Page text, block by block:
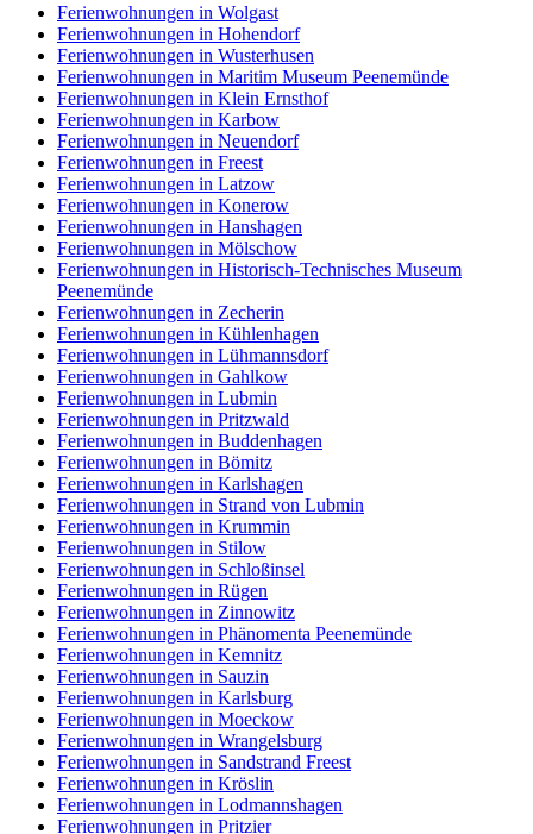
Ferienwohnungen in Wolgast
Ferienwohnungen in Hohendorf
Ferienwohnungen in Wusterhusen
Ferienwohnungen in Maritim Museum Peenemünde
Ferienwohnungen in Klein Ernsthof
Ferienwohnungen in Karbow
Ferienwohnungen in Neuendorf
Ferienwohnungen in Freest
Ferienwohnungen in Latzow
Ferienwohnungen in Konerow
Ferienwohnungen in Hanshagen
Ferienwohnungen in Mölschow
Ferienwohnungen in Historisch-Technisches Museum
Peenemünde
Ferienwohnungen in Zecherin
Ferienwohnungen in Kühlenhagen
Ferienwohnungen in Lühmannsdorf
Ferienwohnungen in Gahlkow
Ferienwohnungen in Lubmin
Ferienwohnungen in Pritzwald
Ferienwohnungen in Buddenhagen
Ferienwohnungen in Bömitz
Ferienwohnungen in Karlshagen
Ferienwohnungen in Strand von Lubmin
Ferienwohnungen in Krummin
Ferienwohnungen in Stilow
Ferienwohnungen in Schloßinsel
Ferienwohnungen in Rügen
Ferienwohnungen in Zinnowitz
Ferienwohnungen in Phänomenta Peenemünde
Ferienwohnungen in Kemnitz
Ferienwohnungen in Sauzin
Ferienwohnungen in Karlsburg
Ferienwohnungen in Moeckow
Ferienwohnungen in Wrangelsburg
Ferienwohnungen in Sandstrand Freest
Ferienwohnungen in Kröslin
Ferienwohnungen in Lodmannshagen
Ferienwohnungen in Pritzier